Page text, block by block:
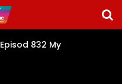
Episod 832 My